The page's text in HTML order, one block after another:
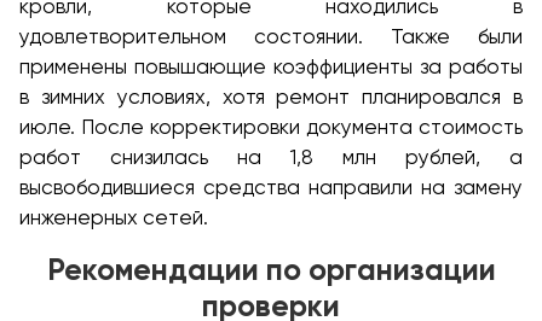
кровли, которые находились в
удовлетворительном состоянии. Также были
применены повышающие коэффициенты за работы
в зимних условиях, хотя ремонт планировался в
июле. После корректировки документа стоимость
работ снизилась на 1,8 млн рублей, а
высвободившиеся средства направили на замену
инженерных сетей.
Рекомендации по организации
проверки